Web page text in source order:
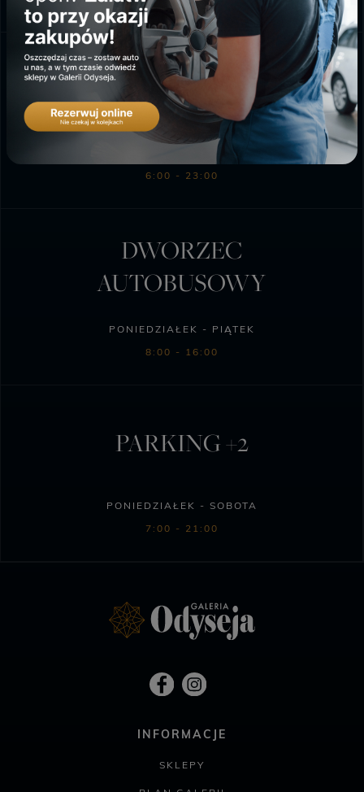
SKLEP BIEDRONKA
PONIEDZIAŁEK - SOBOTA
6:00 - 23:00
DWORZEC
AUTOBUSOWY
PONIEDZIAŁEK - PIĄTEK
8:00 - 16:00
PARKING +2
PONIEDZIAŁEK - SOBOTA
7:00 - 21:00
INFORMACJE
SKLEPY